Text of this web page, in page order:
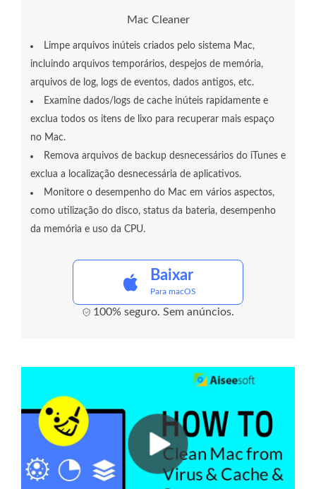
Mac Cleaner
Limpe arquivos inúteis criados pelo sistema Mac,
incluindo arquivos temporários, despejos de memória,
arquivos de log, logs de eventos, dados antigos, etc.
Examine dados/logs de cache inúteis rapidamente e
exclua todos os itens de lixo para recuperar mais espaço
no Mac.
Remova arquivos de backup desnecessários do iTunes e
exclua a localização desnecessária de aplicativos.
Monitore o desempenho do Mac em vários aspectos,
como utilização do disco, status da bateria, desempenho
da memória e uso da CPU.
Baixar
Para macOS
100% seguro. Sem anúncios.